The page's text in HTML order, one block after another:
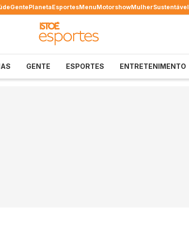
GentePlanetaEsportesMenuMotorshowMulherSustentável
GENTE ESPORTES ENTRETENIMENTO